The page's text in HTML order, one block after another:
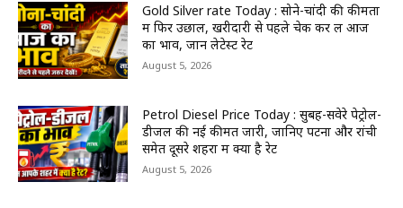
Gold Silver rate Today : सोने-चांदी की कीमतों
में फिर उछाल, खरीदारी से पहले चेक कर लें आज
का भाव, जानें लेटेस्ट रेट
August 5, 2026
Petrol Diesel Price Today : सुबह-सवेरे पेट्रोल-
डीजल की नई कीमतें जारी, जानिए पटना और रांची
समेत दूसरे शहरों में क्या है रेट
August 5, 2026